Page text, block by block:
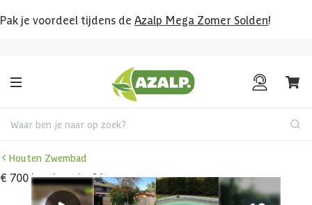
Pak je voordeel tijdens de Azalp Mega Zomer Solden!
Waar ben je naar op zoek?
Houten Zwembad
€ 700 korting t/m 31 augustus